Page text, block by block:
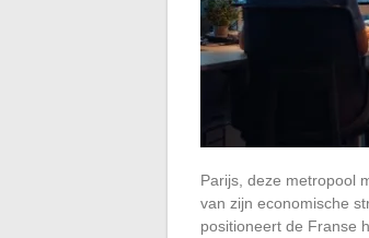
Parijs, deze metropool
van zijn economische
positioneert de Franse